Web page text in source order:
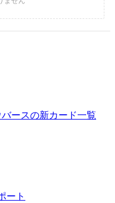
ースの新カード一覧
ート